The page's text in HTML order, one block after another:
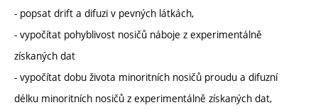
- popsat drift a difuzi v pevných látkách,
- vypočítat pohyblivost nosičů náboje z experimentálně
získaných dat
- vypočítat dobu života minoritních nosičů proudu a difuzní
délku minoritních nosičů z experimentálně získaných dat,